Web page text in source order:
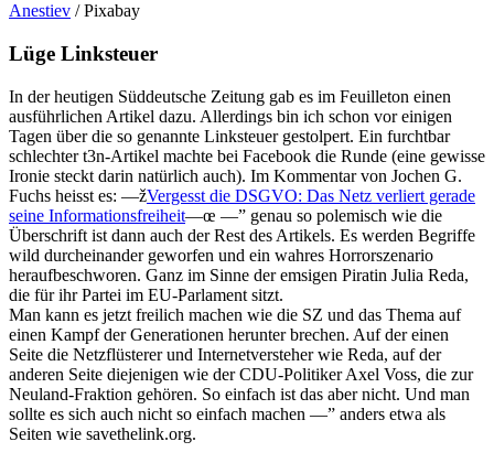
Anestiev / Pixabay
Lüge Linksteuer
In der heutigen Süddeutsche Zeitung gab es im Feuilleton einen
ausführlichen Artikel dazu. Allerdings bin ich schon vor einigen
Tagen über die so genannte Linksteuer gestolpert. Ein furchtbar
schlechter t3n-Artikel machte bei Facebook die Runde (eine gewisse
Ironie steckt darin natürlich auch). Im Kommentar von Jochen G.
Fuchs heisst es: —žVergesst die DSGVO: Das Netz verliert gerade
seine Informationsfreiheit—œ —” genau so polemisch wie die
Überschrift ist dann auch der Rest des Artikels. Es werden Begriffe
wild durcheinander geworfen und ein wahres Horrorszenario
heraufbeschworen. Ganz im Sinne der emsigen Piratin Julia Reda,
die für ihr Partei im EU-Parlament sitzt.
Man kann es jetzt freilich machen wie die SZ und das Thema auf
einen Kampf der Generationen herunter brechen. Auf der einen
Seite die Netzflüsterer und Internetversteher wie Reda, auf der
anderen Seite diejenigen wie der CDU-Politiker Axel Voss, die zur
Neuland-Fraktion gehören. So einfach ist das aber nicht. Und man
sollte es sich auch nicht so einfach machen —” anders etwa als
Seiten wie savethelink.org.